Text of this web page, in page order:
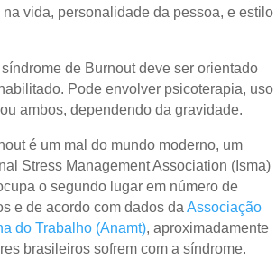
vida, personalidade da pessoa, e estilo
de Burnout deve ser orientado
Pode envolver psicoterapia, uso
ambos, dependendo da gravidade.
é um mal do mundo moderno, um
Stress Management Association (Isma)
o segundo lugar em número de
e de acordo com dados da Associação
do Trabalho (Anamt), aproximadamente
brasileiros sofrem com a síndrome.